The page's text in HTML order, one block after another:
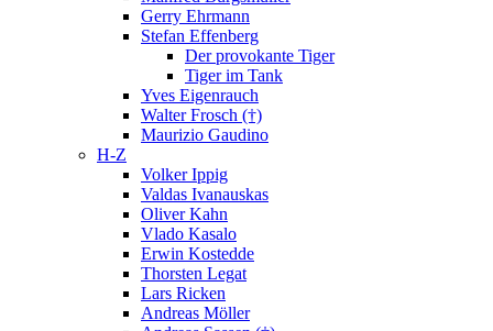
Gerry Ehrmann
Stefan Effenberg
Der provokante Tiger
Tiger im Tank
Yves Eigenrauch
Walter Frosch (†)
Maurizio Gaudino
H-Z
Volker Ippig
Valdas Ivanauskas
Oliver Kahn
Vlado Kasalo
Erwin Kostedde
Thorsten Legat
Lars Ricken
Andreas Möller